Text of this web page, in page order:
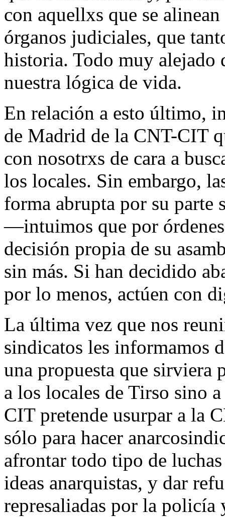
con aquellxs que se
órganos judiciales, que
historia. Todo muy alejado
nuestra lógica de vida.
En relación a esto último,
de Madrid de la CNT-CIT
con nosotrxs de cara a
los locales. Sin embargo,
forma abrupta por su parte
―intuimos que por
decisión propia de su
sin más. Si han decidido
por lo menos, actúen con
La última vez que nos
sindicatos les informamos
una propuesta que sirviera
a los locales de Tirso sino
CIT pretende usurpar a la
sólo para hacer
afrontar todo tipo de
ideas anarquistas, y dar
represaliadas por la policía